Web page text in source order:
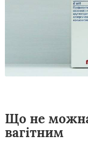
Що не
вагітним